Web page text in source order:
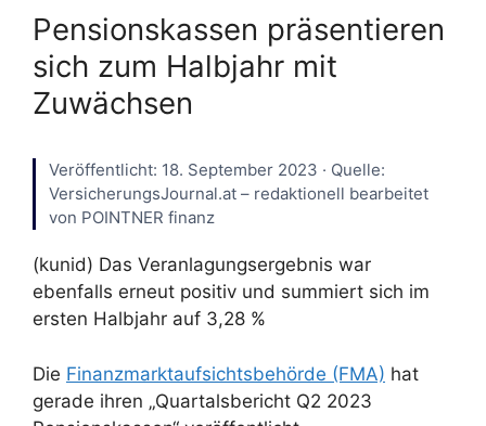
Pensionskassen präsentieren
sich zum Halbjahr mit
Zuwächsen
Veröffentlicht: 18. September 2023 · Quelle:
VersicherungsJournal.at – redaktionell bearbeitet
von POINTNER finanz
(kunid) Das Veranlagungsergebnis war
ebenfalls erneut positiv und summiert sich im
ersten Halbjahr auf 3,28 %
Die Finanzmarktaufsichtsbehörde (FMA) hat
gerade ihren „Quartalsbericht Q2 2023